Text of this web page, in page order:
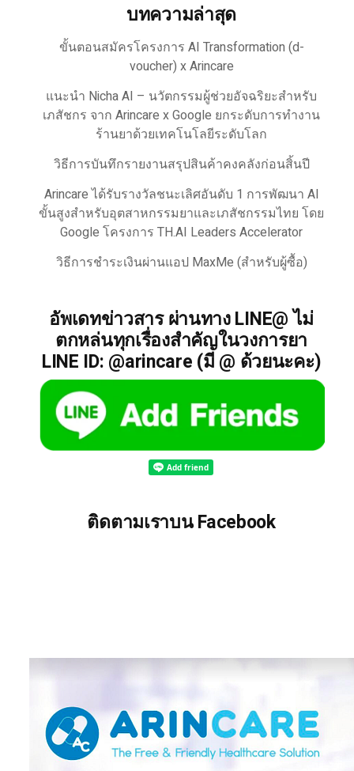
บทความล่าสุด
ขั้นตอนสมัครโครงการ AI Transformation (d-
voucher) x Arincare
แนะนำ Nicha AI – นวัตกรรมผู้ช่วยอัจฉริยะสำหรับ
เภสัชกร จาก Arincare x Google ยกระดับการทำงาน
ร้านยาด้วยเทคโนโลยีระดับโลก
วิธีการบันทึกรายงานสรุปสินค้าคงคลังก่อนสิ้นปี
Arincare ได้รับรางวัลชนะเลิศอันดับ 1 การพัฒนา AI
ขั้นสูงสำหรับอุตสาหกรรมยาและเภสัชกรรมไทย โดย
Google โครงการ TH.AI Leaders Accelerator
วิธีการชำระเงินผ่านแอป MaxMe (สำหรับผู้ซื้อ)
อัพเดทข่าวสาร ผ่านทาง LINE@ ไม่
ตกหล่นทุกเรื่องสำคัญในวงการยา
LINE ID: @arincare (มี @ ด้วยนะคะ)
ติดตามเราบน Facebook